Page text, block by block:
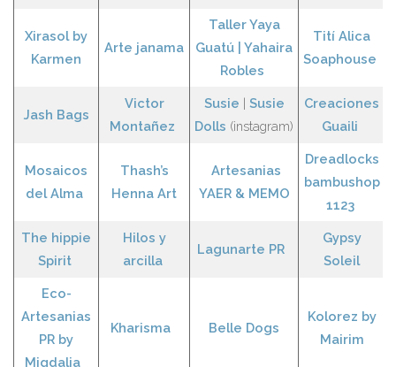
Xirasol by
Karmen
Arte janama
Taller Yaya
Guatú | Yahaira
Robles
Tití Alica
Soaphouse
Jash Bags
Victor
Montañez
Susie | Susie
Dolls (instagram)
Creaciones
Guaili
Mosaicos
del Alma
Thash’s
Henna Art
Artesanias
YAER & MEMO
Dreadlocks
bambushop
1123
The hippie
Spirit
Hilos y
arcilla
Lagunarte PR
Gypsy
Soleil
Eco-
Artesanias
PR by
Migdalia
Kharisma Belle Dogs
Kolorez by
Mairim